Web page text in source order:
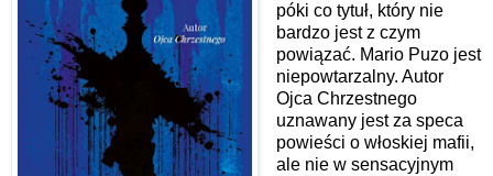
póki co tytuł, który nie
bardzo jest z czym
powiązać. Mario Puzo jest
niepowtarzalny. Autor
Ojca Chrzestnego
uznawany jest za speca
powieści o włoskiej mafii,
ale nie w sensacyjnym